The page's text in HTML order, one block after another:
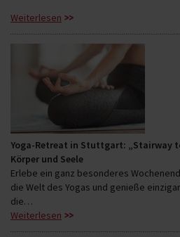
Weiterlesen
Yoga-Retreat in Stuttgart: „Stairway
Körper und Seele
Erlebe ein ganz besonderes
die Welt des Yogas und genieße
die…
Weiterlesen